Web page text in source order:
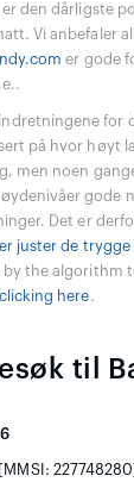
den dårligste
Vi anbefaler
er gode
for
på hvor høyt
men noen
gode
Det er
juster de
the algorithm
here.
til
227748280]